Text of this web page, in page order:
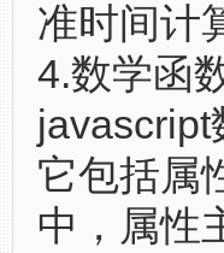
准时间计
4.数学函
javascript
它包括属
中，属性